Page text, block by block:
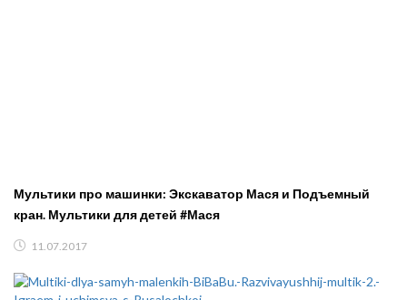
Мультики про машинки: Экскаватор Мася и Подъемный
кран. Мультики для детей #Мася
11.07.2017